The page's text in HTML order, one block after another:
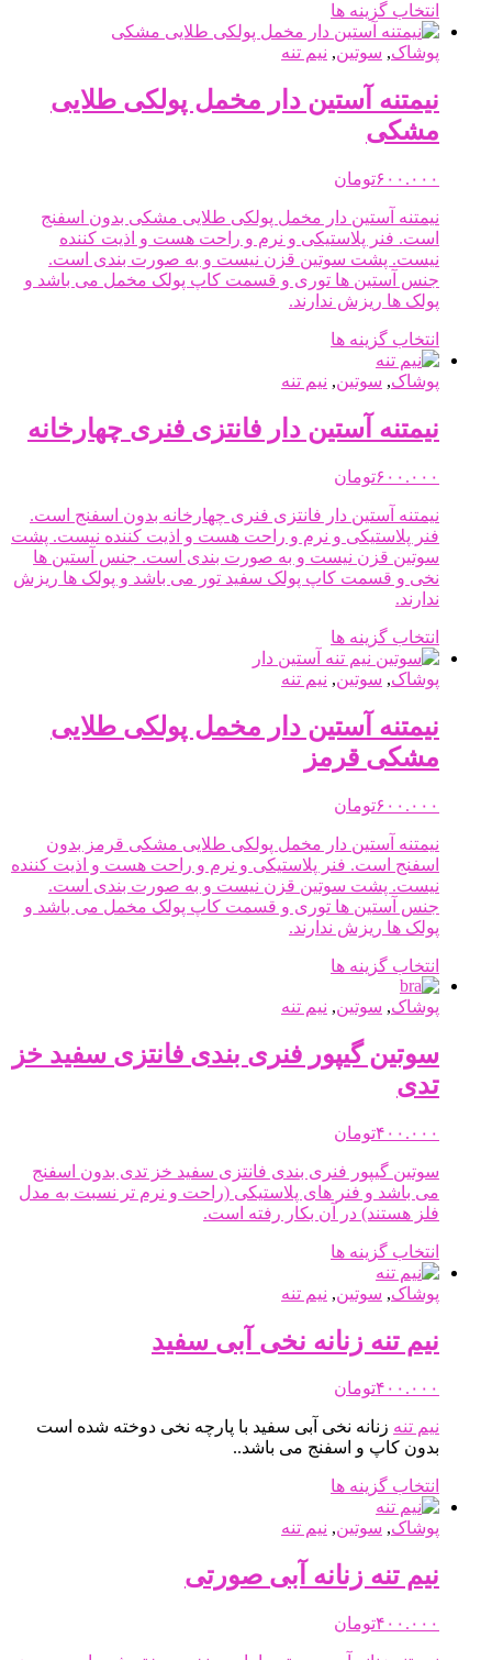
انتخاب
شوند
انتخاب گزینه ها
محصول
دارای
مختلفی
می
است
در
صفحه
محصول
انتخاب
پوشاک, سوتین, نیم تنه
نیمتنه آستین دار مخمل پولکی طلایی
مشکی
۶۰۰.۰۰۰تومان
نیمتنه آستین دار مخمل پولکی طلایی مشکی بدون اسفنج
است. فنر پلاستیکی و نرم و راحت هست و اذیت کننده
نیست. پشت سوتین قزن نیست و به صورت بندی است.
جنس آستین ها توری و قسمت کاپ پولک مخمل می باشد و
پولک ها ریزش ندارند.
انتخاب گزینه ها
دارای
مختلفی
می
ممکن
است
در
صفحه
شوند
پوشاک, سوتین, نیم تنه
نیمتنه آستین دار فانتزی فنری چهارخانه
۶۰۰.۰۰۰تومان
نیمتنه آستین دار فانتزی فنری چهارخانه بدون اسفنج است.
فنر پلاستیکی و نرم و راحت هست و اذیت کننده نیست. پشت
سوتین قزن نیست و به صورت بندی است. جنس آستین ها
نخی و قسمت کاپ پولک سفید تور می باشد و پولک ها ریزش
ندارند.
انتخاب گزینه ها
محصول
دارای
مختلفی
می
باشد.
است
در
صفحه
محصول
انتخاب
پوشاک, سوتین, نیم تنه
نیمتنه آستین دار مخمل پولکی طلایی
مشکی قرمز
۶۰۰.۰۰۰تومان
نیمتنه آستین دار مخمل پولکی طلایی مشکی قرمز بدون
اسفنج است. فنر پلاستیکی و نرم و راحت هست و اذیت کننده
نیست. پشت سوتین قزن نیست و به صورت بندی است.
جنس آستین ها توری و قسمت کاپ پولک مخمل می باشد و
پولک ها ریزش ندارند.
انتخاب گزینه ها
دارای
مختلفی
می
است
در
صفحه
انتخاب
پوشاک, سوتین, نیم تنه
سوتین گیپور فنری بندی فانتزی سفید خز
تدی
۴۰۰.۰۰۰تومان
سوتین گیپور فنری بندی فانتزی سفید خز تدی بدون اسفنج
می باشد و فنر های پلاستیکی (راحت و نرم تر نسبت به مدل
فلز هستند) در آن بکار رفته است.
انتخاب گزینه ها
دارای
مختلفی
می
ها
ممکن
است
محصول
انتخاب
شوند
پوشاک, سوتین, نیم تنه
نیم تنه زنانه نخی آبی سفید
۴۰۰.۰۰۰تومان
نیم تنه زنانه نخی آبی سفید با پارچه نخی دوخته شده است
بدون کاپ و اسفنج می باشد..
انتخاب گزینه ها
دارای
مختلفی
می
پوشاک, سوتین, نیم تنه
نیم تنه زنانه آبی صورتی
۴۰۰.۰۰۰تومان